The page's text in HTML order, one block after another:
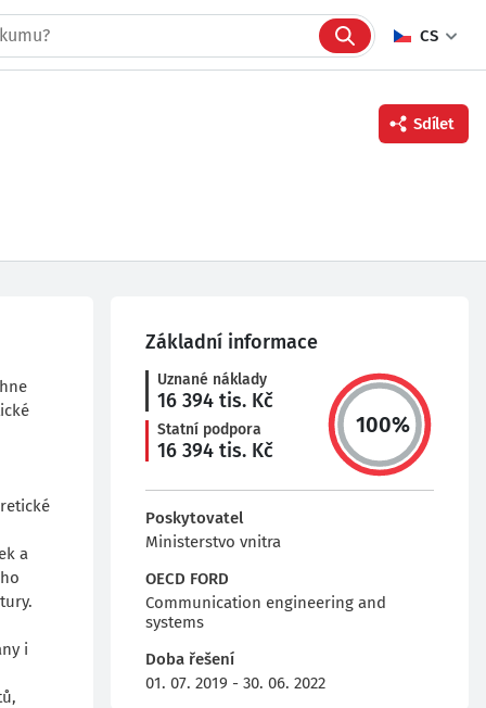
CS
Twitter
Sdílet
a
i
Základní informace
Uznané náklady
16 394 tis. Kč
Statní podpora
16 394 tis. Kč
100%
Poskytovatel
Ministerstvo vnitra
OECD FORD
Communication engineering and
systems
Doba řešení
01. 07. 2019 - 30. 06. 2022